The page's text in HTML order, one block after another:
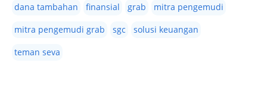
dana tambahan finansial grab
mitra pengemudi
mitra pengemudi grab
sgc
solusi keuangan
teman seva